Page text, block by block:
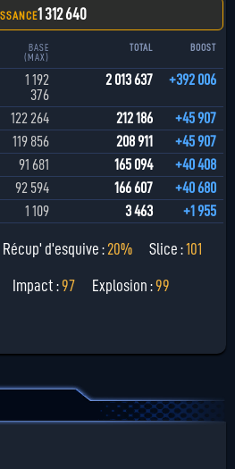
1 312 640
BASE
(MAX)
TOTAL BOOST
1 192
376
2 013 637 +392 006
122 264 212 186
+45 907
119 856 208 911
+45 907
91 681 165 094
+40 408
92 594 166 607
+40 680
1 109 3 463 +1 955
Récup' d'esquive : 20% Slice :101
Impact :97 Explosion :99